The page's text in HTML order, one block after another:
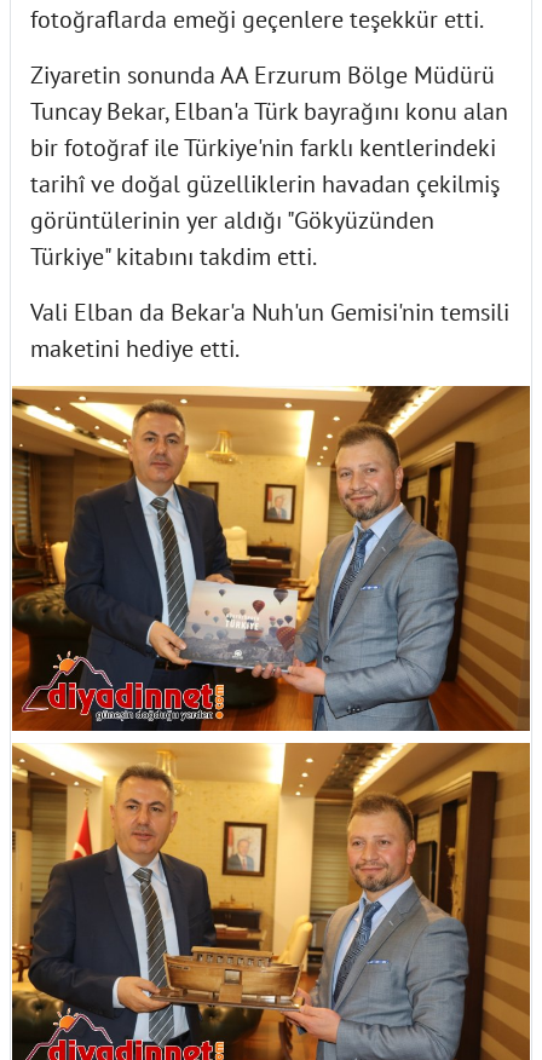
fotoğraflarda emeği geçenlere teşekkür etti.
Ziyaretin sonunda AA Erzurum Bölge Müdürü
Tuncay Bekar, Elban'a Türk bayrağını konu alan
bir fotoğraf ile Türkiye'nin farklı kentlerindeki
tarihî ve doğal güzelliklerin havadan çekilmiş
görüntülerinin yer aldığı "Gökyüzünden
Türkiye" kitabını takdim etti.
Vali Elban da Bekar'a Nuh'un Gemisi'nin temsili
maketini hediye etti.